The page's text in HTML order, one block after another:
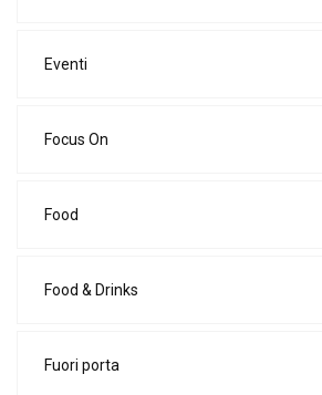
Eventi
Focus On
Food
Food & Drinks
Fuori porta